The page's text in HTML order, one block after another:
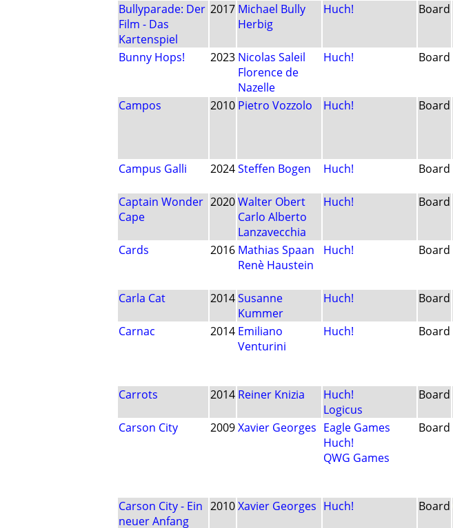
Bullyparade: Der
Film - Das
Kartenspiel
2017 Michael Bully
Herbig
Huch! Board
Bunny Hops! 2023 Nicolas Saleil
Florence de
Nazelle
Huch! Board
Campos 2010 Pietro Vozzolo Huch! Board
Campus Galli 2024Steffen Bogen Huch! Board
Captain Wonder
Cape
2020Walter Obert
Carlo Alberto
Lanzavecchia
Huch! Board
Cards 2016 Mathias Spaan
Renè Haustein
Huch! Board
Carla Cat 2014Susanne
Kummer
Huch! Board
Carnac 2014 Emiliano
Venturini
Huch! Board
Carrots 2014 Reiner Knizia
Huch!
Logicus
Board
Carson City 2009Xavier Georges Eagle Games
Huch!
QWG Games
Board
Carson City - Ein
neuer Anfang
2010Xavier Georges Huch! Board